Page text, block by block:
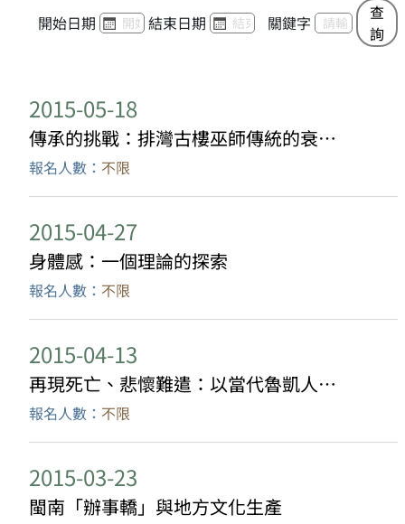
開始日期 結束日期 關鍵字
查
詢
2015-05-18
傳承的挑戰：排灣古樓巫師傳統的衰微與復振
報名人數： 不限
2015-04-27
身體感：一個理論的探索
報名人數： 不限
2015-04-13
再現死亡、悲懷難遣：以當代魯凱人的喪葬實踐為例
報名人數： 不限
2015-03-23
閩南「辦事轎」與地方文化生產